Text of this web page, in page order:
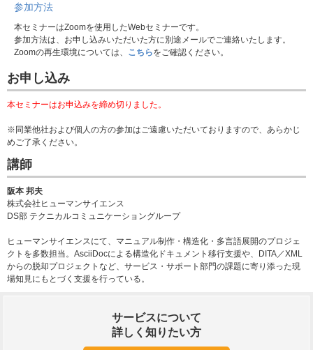
参加方法
本セミナーはZoomを使用したWebセミナーです。
参加方法は、お申し込みいただいた方に別途メールでご連絡いたします。
Zoomの再生環境については、 こちらをご確認ください。
お申し込み
本セミナーはお申込みを締め切りました。
※同業他社および個人の方の参加はご遠慮いただいておりますので、あらかじ
めご了承ください。
講師
阪本 邦夫
株式会社ヒューマンサイエンス
DS部 テクニカルコミュニケーショングループ
ヒューマンサイエンスにて、マニュアル制作・構造化・多言語展開のプロジェ
クトを多数担当。AsciiDocによる構造化ドキュメント移行支援や、DITA／XML
からの脱却プロジェクトなど、サービス・サポート部門の課題に寄り添った現
場知見にもとづく支援を行っている。
サービスについて
詳しく知りたい方